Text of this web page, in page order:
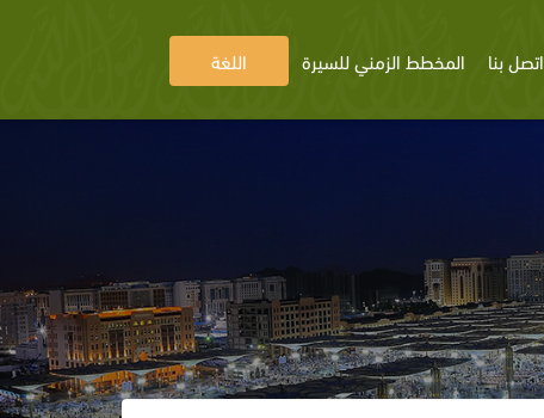
اتصل بنا المخطط الزمني للسيرة اللغة